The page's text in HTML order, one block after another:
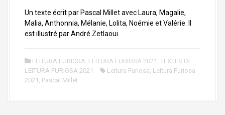
Un texte écrit par Pascal Millet avec Laura, Magalie,
Malia, Anthonnia, Mélanie, Lolita, Noémie et Valérie. Il
est illustré par André Zetlaoui.
LEITURA FURIOSA, LEITURA FURIOSA 2021 , TEXTES DE
LEITURA FURIOSA 2021
Leitura Furiosa, Leitura Furiosa
2021 , Pascal Millet